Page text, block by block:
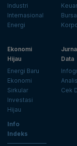
Industri
Internasional
Energi
Bursa
Ekonomi
Hijau
Energi Baru
Ekonomi
Sirkular
Investasi
Hijau
Data
Cek
Info
Indeks